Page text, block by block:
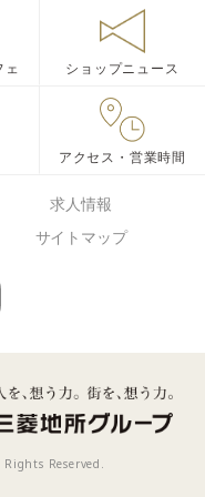
ェ ショップニュース
アクセス・営業時間
求人情報
サイトマップ
Reserved.